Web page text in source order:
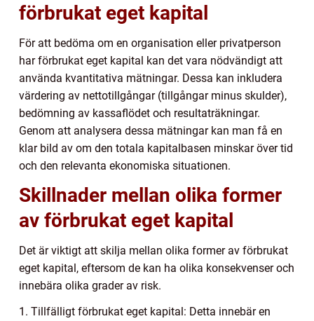
förbrukat eget kapital
För att bedöma om en organisation eller privatperson
har förbrukat eget kapital kan det vara nödvändigt att
använda kvantitativa mätningar. Dessa kan inkludera
värdering av nettotillgångar (tillgångar minus skulder),
bedömning av kassaflödet och resultaträkningar.
Genom att analysera dessa mätningar kan man få en
klar bild av om den totala kapitalbasen minskar över tid
och den relevanta ekonomiska situationen.
Skillnader mellan olika former
av förbrukat eget kapital
Det är viktigt att skilja mellan olika former av förbrukat
eget kapital, eftersom de kan ha olika konsekvenser och
innebära olika grader av risk.
1. Tillfälligt förbrukat eget kapital: Detta innebär en